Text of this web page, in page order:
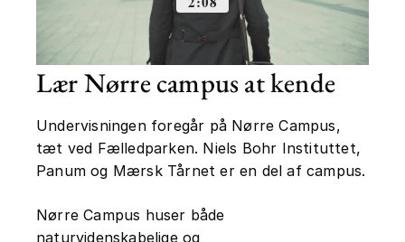
Lær Nørre campus at kende
Undervisningen foregår på Nørre Campus,
tæt ved Fælledparken. Niels Bohr Instituttet,
Panum og Mærsk Tårnet er en del af campus.
Nørre Campus huser både
naturvidenskabelige og